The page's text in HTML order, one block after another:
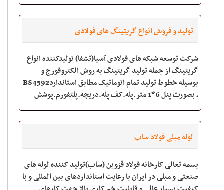
تولید و فروش انواع گریتینگ های فولادی
شرکت توسعه شبکه های فولادی آسیا(تشفا) تولیدکننده انواع
گریتینگ از جمله تولید گریتینگ به روش الکتروفورج و
بوسیله خطوط تولید تمام اتوماتیک مطابق استانداردBS4592
، بصورت پنل 6*1 متر.پله.کف پله.دریچه.پلتفورم.پوشش
لوله مبلی فولاد ساب
بسمه تعالی کارخانه فولاد قزوین (ساب)تولید کننده لوله های
صنعتی و مبلی در ایران با رعایت استانداردهای بین المللی و با